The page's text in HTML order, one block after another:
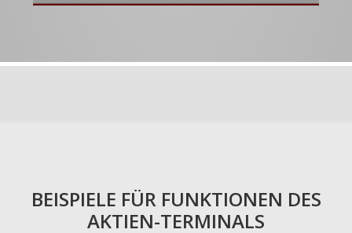
BEISPIELE FÜR FUNKTIONEN DES
AKTIEN-TERMINALS